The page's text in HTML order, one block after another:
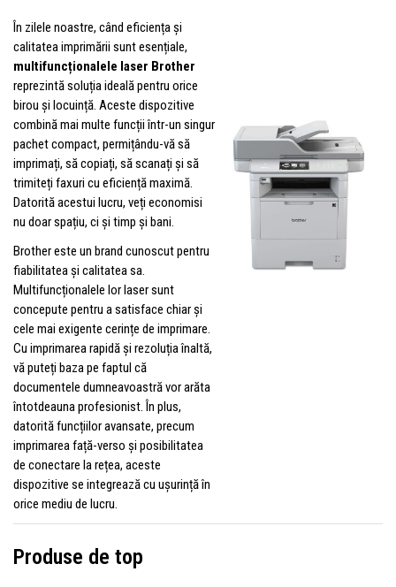
În zilele noastre, când eficiența și
calitatea imprimării sunt esențiale,
multifuncționalele laser Brother
reprezintă soluția ideală pentru orice
birou și locuință. Aceste dispozitive
combină mai multe funcții într-un singur
pachet compact, permițându-vă să
imprimați, să copiați, să scanați și să
trimiteți faxuri cu eficiență maximă.
Datorită acestui lucru, veți economisi
nu doar spațiu, ci și timp și bani.
Brother este un brand cunoscut pentru
fiabilitatea și calitatea sa.
Multifuncționalele lor laser sunt
concepute pentru a satisface chiar și
cele mai exigente cerințe de imprimare.
Cu imprimarea rapidă și rezoluția înaltă,
vă puteți baza pe faptul că
documentele dumneavoastră vor arăta
întotdeauna profesionist. În plus,
datorită funcțiilor avansate, precum
imprimarea față-verso și posibilitatea
de conectare la rețea, aceste
dispozitive se integrează cu ușurință în
orice mediu de lucru.
Produse de top